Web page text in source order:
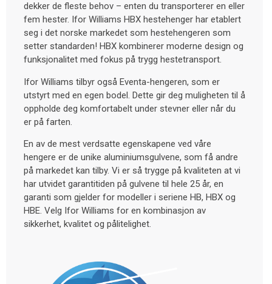
dekker de fleste behov – enten du transporterer en eller
fem hester. Ifor Williams HBX hestehenger har etablert
seg i det norske markedet som hestehengeren som
setter standarden! HBX kombinerer moderne design og
funksjonalitet med fokus på trygg hestetransport.
Ifor Williams tilbyr også Eventa-hengeren, som er
utstyrt med en egen bodel. Dette gir deg muligheten til å
oppholde deg komfortabelt under stevner eller når du
er på farten.
En av de mest verdsatte egenskapene ved våre
hengere er de unike aluminiumsgulvene, som få andre
på markedet kan tilby. Vi er så trygge på kvaliteten at vi
har utvidet garantitiden på gulvene til hele 25 år, en
garanti som gjelder for modeller i seriene HB, HBX og
HBE. Velg Ifor Williams for en kombinasjon av
sikkerhet, kvalitet og pålitelighet.